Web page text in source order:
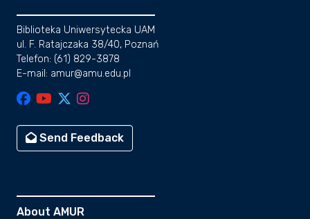
Biblioteka Uniwersytecka UAM
ul. F. Ratajczaka 38/40, Poznań
Telefon: (61) 829-3878
E-mail: amur@amu.edu.pl
Send Feedback
About AMUR